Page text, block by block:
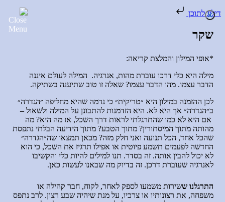
דילוג לתוכן
שקר
*אופי המילון והמלצת קריאה:
מילה היא כלי דרכו עוברת מהות, אנרגיה. המילה לעולם איננה
הדבר עצמו. מהו הדבר עצמו? שאלה זו טוב שתיענה בשתיקה.
לכן ההזמנה במילון היא ״טריקית״ כי נדמה שהיא מחליפה ״הגדרה״
ב״הגדרה״ אך היא לא. היא הזדמנות להתבונן על המילה ולשאול –
אם היא לא כמו שהתרגלתי לראות דרך השכל, אז מה היא? מה
מהותה מתוך המיסתורין? מתוך הטבע? מתוך הידיעה הבלתי נתפסת
שהכל אחד, הכל תנועה ואני חלק מזה? מכאן תמצאו שה״הגדרה״
החדשה לפעמים תשמע פיוטית או אפילו תרגיז את השכל, כי הוא
לא יכול להבין אותה. זה בסדר. תנו למילים להיות כלי והקשיבו
לאנרגיה שעוברת דרכן. זה בדיוק מה שבאנו לעשות כאן.
התרגלנו ששירות משמעו לספק לאחר, לקוח, חבר קהילה או
משפחה, את רצונותיו או צרכיו, על מנת שיהיה שבע רצון. לרב נתפס